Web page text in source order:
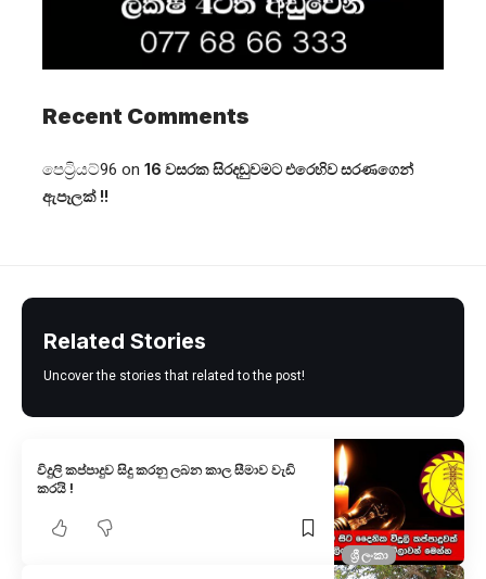
Recent Comments
පෙට්‍රියට්96 on 16 වසරක සිරදඬුවමට එරෙහිව සරණගෙන්
ඇපෑලක් !!
Related Stories
Uncover the stories that related to the post!
ශ්‍රී ලංකා
විදුලි කප්පාදුව සිදු කරනු ලබන කාල සීමාව වැඩි
කරයි !